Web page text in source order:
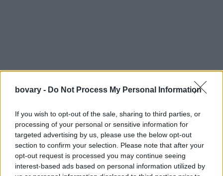
bovary - Do Not Process My Personal Information
If you wish to opt-out of the sale, sharing to third parties, or
processing of your personal or sensitive information for
targeted advertising by us, please use the below opt-out
section to confirm your selection. Please note that after your
opt-out request is processed you may continue seeing
interest-based ads based on personal information utilized by